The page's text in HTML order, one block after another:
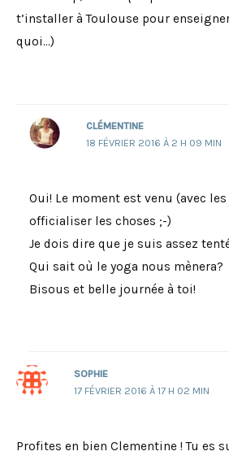
t’installer à Toulouse pour
quoi…)
CLÉMENTINE
18 FÉVRIER 2016 À 2 H 09 MIN
Oui! Le moment est venu (avec
officialiser les choses ;-)
Je dois dire que je suis assez
Qui sait où le yoga nous mènera?
Bisous et belle journée à toi!
SOPHIE
17 FÉVRIER 2016 À 17 H 02 MIN
Profites en bien Clementine ! Tu es